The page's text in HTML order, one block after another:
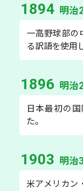
1894 明治
一高野球部の
る訳語を使用
1896 明治
日本最初の
た。
1903 明治
米アメリカン